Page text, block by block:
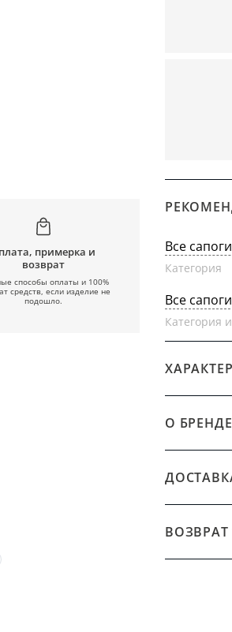
примерка и
возврат
способы оплаты и 100%
средств, если изделие не
подошло.
Все
Категория
Все
Категория
О БРЕНДЕ
ВОЗВРАТ